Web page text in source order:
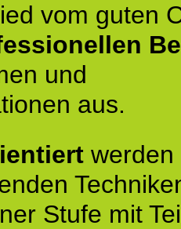
vom guten
und
aus.
werden
Stufe mit